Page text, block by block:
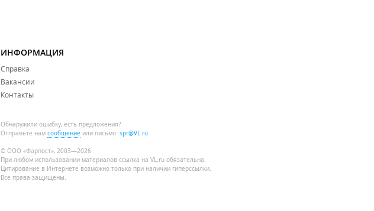
ИНФОРМАЦИЯ
Справка
Вакансии
Контакты
Обнаружили ошибку, есть предложения?
Отправьте нам сообщение или письмо: spr@VL.ru
© ООО «Фарпост», 2003—2026
При любом использовании материалов ссылка на VL.ru обязательна.
Цитирование в Интернете возможно только при наличии гиперссылки.
Все права защищены.